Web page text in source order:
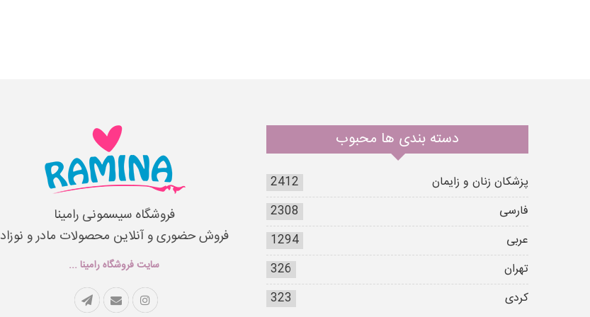
دسته بندی ها محبوب
پزشکان زنان و زایمان
2412
فارسی
2308
عربی
1294
تهران
326
کردی
323
فروشگاه سیسمونی رامینا
فروش حضوری و آنلاین محصولات مادر و نوزاد
سایت فروشگاه رامینا ...